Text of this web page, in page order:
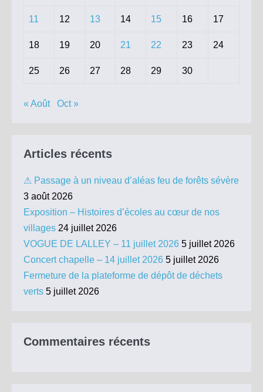
11 12 13 14 15 16 17
18 19 20 21 22 23 24
25 26 27 28 29 30
« Août Oct »
Articles récents
⚠ Passage à un niveau d’aléas feu de forêts sévère
3 août 2026
Exposition – Histoires d’écoles au cœur de nos
villages 24 juillet 2026
VOGUE DE LALLEY – 11 juillet 2026 5 juillet 2026
Concert chapelle – 14 juillet 2026 5 juillet 2026
Fermeture de la plateforme de dépôt de déchets
verts 5 juillet 2026
Commentaires récents